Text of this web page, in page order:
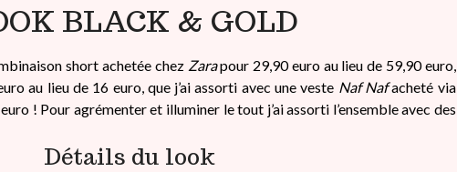
BLACK & GOLD
short achetée chez Zarapour 29,90 euro au lieu de 59,90 euro,
au lieu de 16 euro, que j’ai assorti avec une veste Naf Nafacheté via
! Pour agrémenter et illuminer le tout j’ai assorti l’ensemble avec des
Détails du look